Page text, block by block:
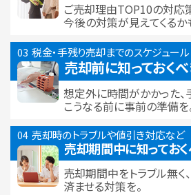
ご売却理由TOP10の対応
今後の対策が見えてくるか
税金・手残り売却までのスケジュール
売却前に知っておくべ
想定外に時間がかかった、
こうなる前に事前の準備を
売却時のトラブルや値引き対応など
売却期間中に知ってお
売却期間中をトラブル無く
済ませる対策を。